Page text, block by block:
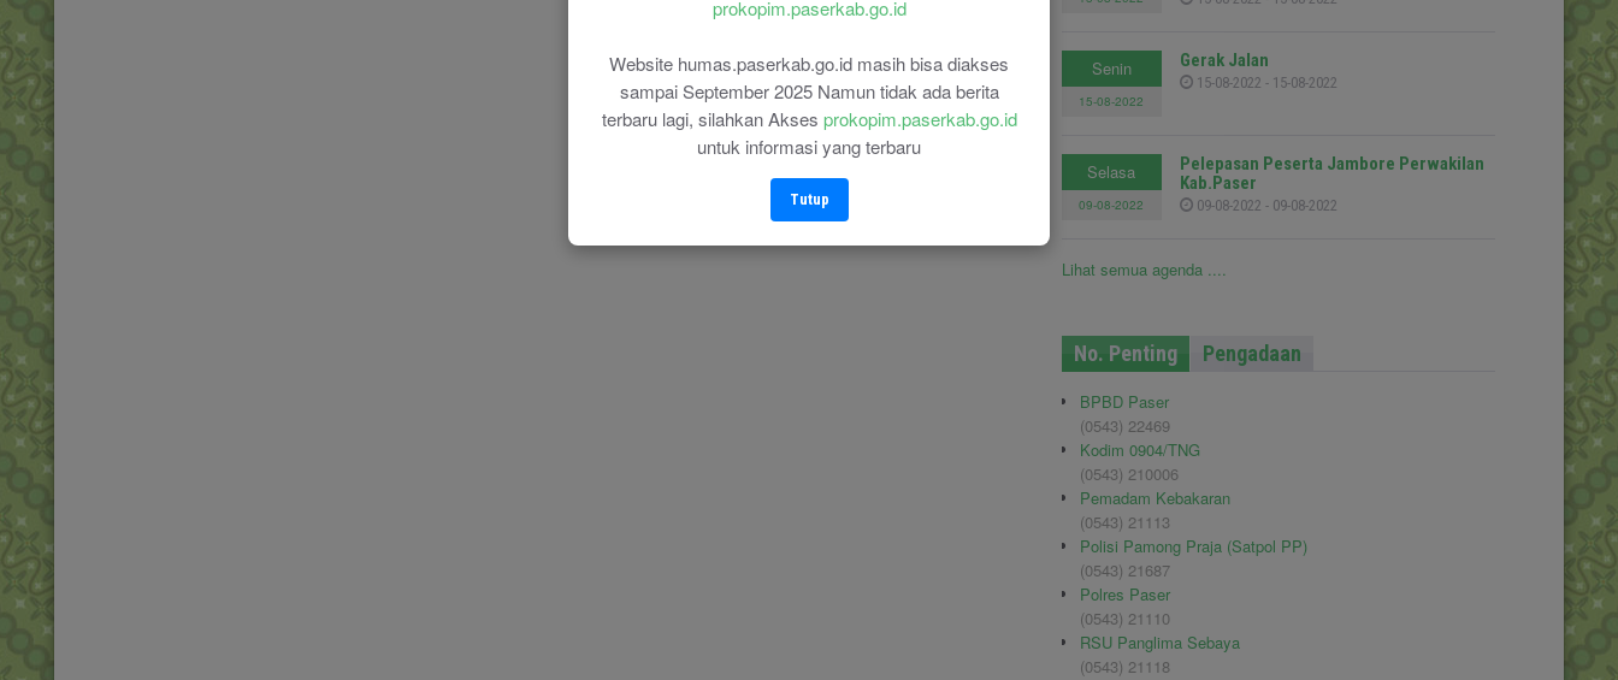
prokopim.paserkab.go.id
Website humas.paserkab.go.id masih bisa diakses
sampai September 2025 Namun tidak ada berita
terbaru lagi, silahkan Akses prokopim.paserkab.go.id
untuk informasi yang terbaru
Tutup
Senin
15-08-2022
Gerak Jalan
15-08-2022 - 15-08-2022
Selasa
09-08-2022
Pelepasan Peserta Jambore Perwakilan
Kab.Paser
09-08-2022 - 09-08-2022
Lihat semua agenda ....
No. Penting Pengadaan
BPBD Paser
(0543) 22469
Kodim 0904/TNG
(0543) 210006
Pemadam Kebakaran
(0543) 21113
Polisi Pamong Praja (Satpol PP)
(0543) 21687
Polres Paser
(0543) 21110
RSU Panglima Sebaya
(0543) 21118